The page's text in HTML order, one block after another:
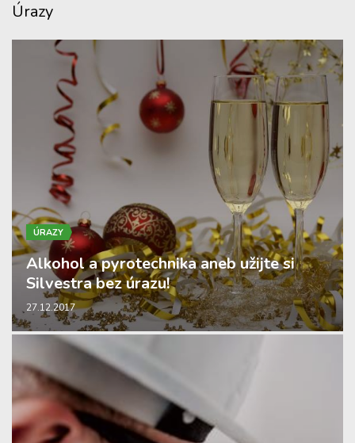
Úrazy
ÚRAZY
Alkohol a pyrotechnika aneb užijte si
Silvestra bez úrazu!
27.12.2017